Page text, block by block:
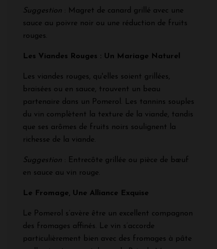
Suggestion : Magret de canard grillé avec une
sauce au poivre noir ou une réduction de fruits
rouges.
Les Viandes Rouges : Un Mariage Naturel
Les viandes rouges, qu'elles soient grillées,
braisées ou en sauce, trouvent un beau
partenaire dans un Pomerol. Les tannins souples
du vin complètent la texture de la viande, tandis
que ses arômes de fruits noirs soulignent la
richesse de la viande.
Suggestion : Entrecôte grillée ou pièce de bœuf
en sauce au vin rouge.
Le Fromage, Une Alliance Exquise
Le Pomerol s’avère être un excellent compagnon
des fromages affinés. Le vin s’accorde
particulièrement bien avec des fromages à pâte